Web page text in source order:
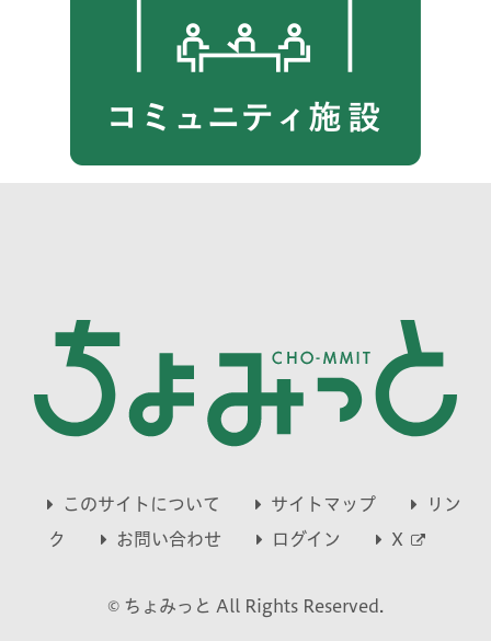
このサイトについて サイトマップ
リン
ク
お問い合わせ ログイン X
別
© ちょみっと All Rights Reserved.